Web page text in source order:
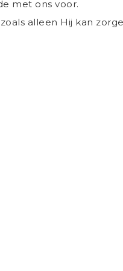
met ons voor.
alleen Hij kan